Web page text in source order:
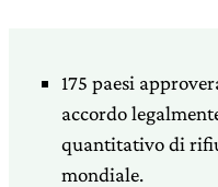
175 paesi
accordo
quantitativo di
mondiale.